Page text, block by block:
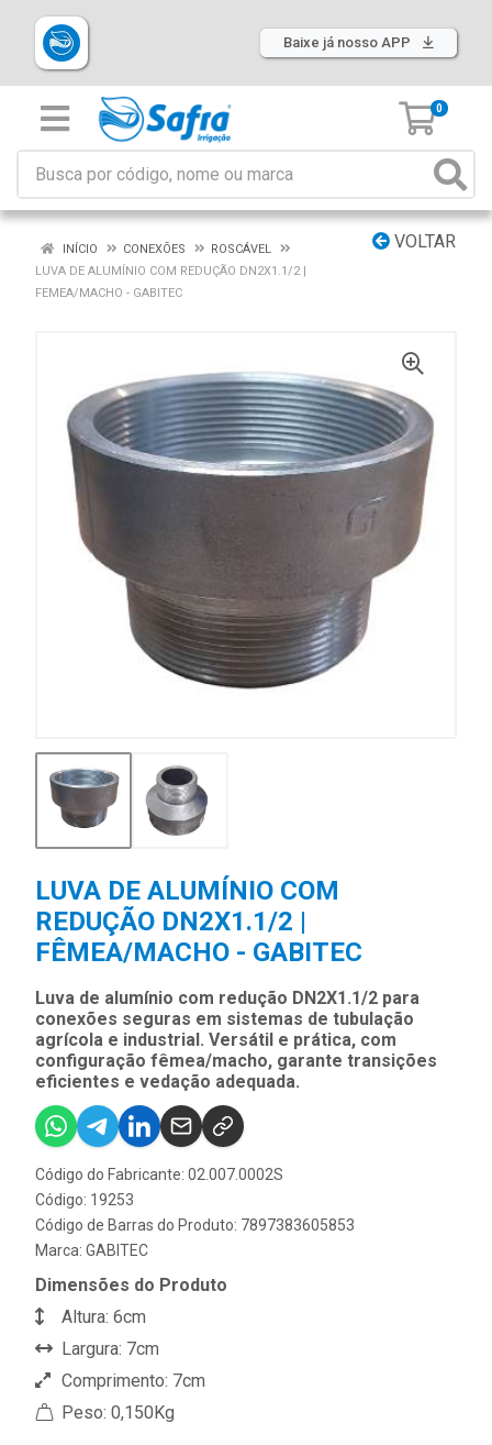
Baixe já nosso APP
0
VOLTAR
INÍCIO CONEXÕES
ROSCÁVEL
LUVA DE ALUMÍNIO COM REDUÇÃO DN2X1.1/2 |
FEMEA/MACHO - GABITEC
LUVA DE ALUMÍNIO COM
REDUÇÃO DN2X1.1/2 |
FÊMEA/MACHO - GABITEC
Luva de alumínio com redução DN2X1.1/2 para
conexões seguras em sistemas de tubulação
agrícola e industrial. Versátil e prática, com
configuração fêmea/macho, garante transições
eficientes e vedação adequada.
Código do Fabricante: 02.007.0002S
Código: 19253
Código de Barras do Produto: 7897383605853
Marca: GABITEC
Dimensões do Produto
Altura: 6cm
Largura: 7cm
Comprimento: 7cm
Peso: 0,150Kg